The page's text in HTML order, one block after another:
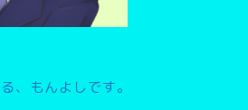
、もんよしです。